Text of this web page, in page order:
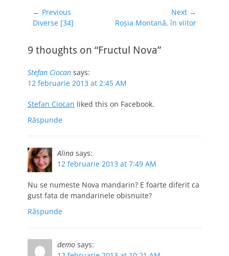
e frig [sau era acum
trei zile, că n-am
mai ieşit din casă de
Navigare
în
← Previous
Previous
Diverse [34]
Next →
Next
Roşia Montană, în viitor
9 thoughts on “Fructul Nova”
Stefan Ciocan says:
12 februarie 2013 at 2:45 AM
Stefan Ciocan liked this on Facebook.
Răspunde
Alina says:
12 februarie 2013 at 7:49 AM
Nu se numeste Nova mandarin? E foarte diferit ca
gust fata de mandarinele obisnuite?
Răspunde
demo says: